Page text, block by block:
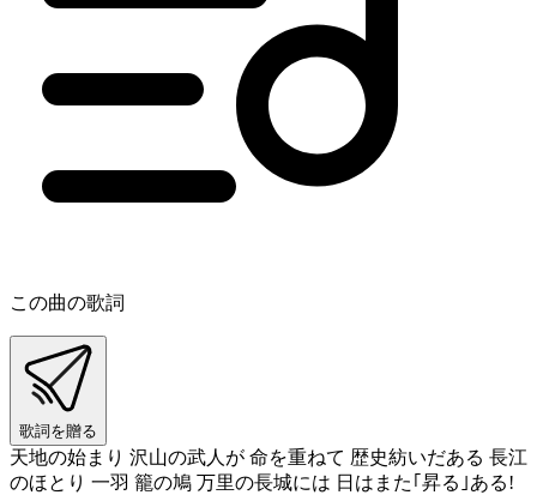
この曲の歌詞
歌詞を贈る
天地の始まり 沢山の武人が 命を重ねて 歴史紡いだある 長江
のほとり 一羽 籠の鳩 万里の長城には 日はまた｢昇る｣ある!